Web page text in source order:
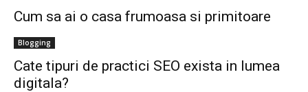
Cum sa ai o casa frumoasa si primitoare
Blogging
Cate tipuri de practici SEO exista in lumea
digitala?